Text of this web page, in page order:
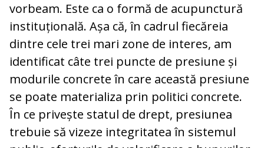
vorbeam. Este ca o formă de acupunctură
instituțională. Așa că, în cadrul fiecăreia
dintre cele trei mari zone de interes, am
identificat câte trei puncte de presiune și
modurile concrete în care această presiune
se poate materializa prin politici concrete.
În ce privește statul de drept, presiunea
trebuie să vizeze integritatea în sistemul